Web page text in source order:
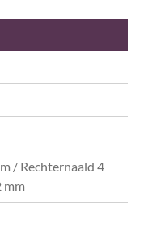
/ Rechternaald 4
mm